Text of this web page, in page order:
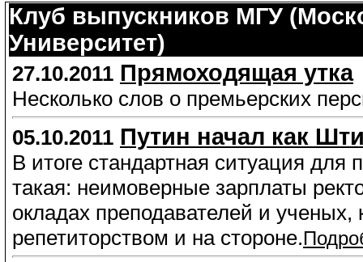
Клуб выпускников МГУ
Университет)
27.10.2011 Прямоходящая утка
Несколько слов о премьерских
05.10.2011 Путин начал как
В итоге стандартная ситуация для
такая: неимоверные зарплаты
окладах преподавателей и
репетиторством и на стороне.